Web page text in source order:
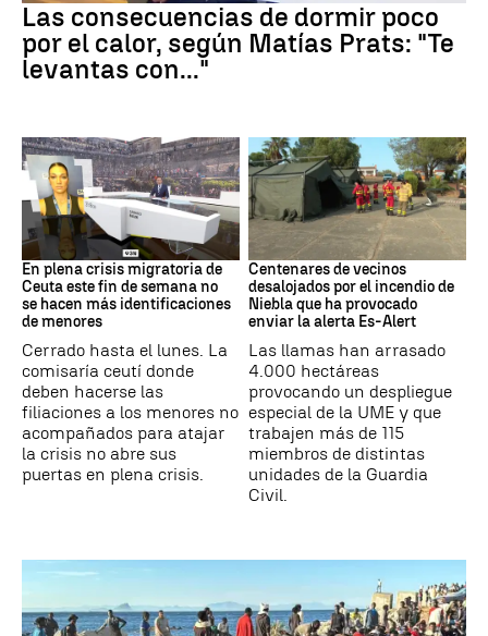
Las consecuencias de dormir poco
por el calor, según Matías Prats: "Te
levantas con..."
Crisis en Ceuta
En plena crisis migratoria de
Ceuta este fin de semana no
se hacen más identificaciones
de menores
Cerrado hasta el lunes. La
comisaría ceutí donde
deben hacerse las
filiaciones a los menores no
acompañados para atajar
la crisis no abre sus
puertas en plena crisis.
Incendio
Centenares de vecinos
desalojados por el incendio de
Niebla que ha provocado
enviar la alerta Es-Alert
Las llamas han arrasado
4.000 hectáreas
provocando un despliegue
especial de la UME y que
trabajen más de 115
miembros de distintas
unidades de la Guardia
Civil.